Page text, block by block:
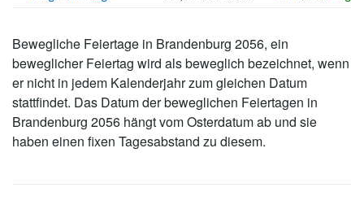
Bewegliche Feiertage in Brandenburg 2056, ein
beweglicher Feiertag wird als beweglich bezeichnet, wenn
er nicht in jedem Kalenderjahr zum gleichen Datum
stattfindet. Das Datum der beweglichen Feiertagen in
Brandenburg 2056 hängt vom Osterdatum ab und sie
haben einen fixen Tagesabstand zu diesem.